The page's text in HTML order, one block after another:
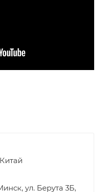
ул. Берута 3Б,